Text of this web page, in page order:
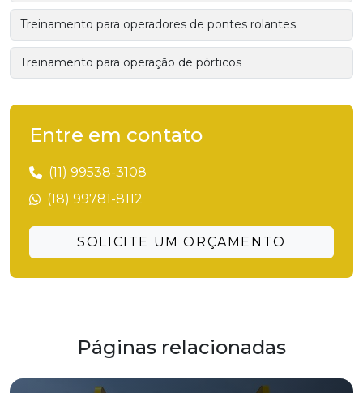
Treinamento para operadores de pontes rolantes
Treinamento para operação de pórticos
Entre em contato
(11) 99538-3108
(18) 99781-8112
SOLICITE UM ORÇAMENTO
Páginas relacionadas